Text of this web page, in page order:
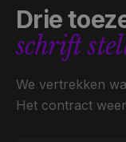
Drie
schrift
We vertrekken
Het contract